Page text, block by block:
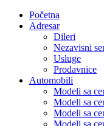
Početna
Adresar
Dileri
Nezavisni
Usluge
Prodavnice
Automobili
Modeli sa
Modeli sa
Modeli sa
Modeli sa